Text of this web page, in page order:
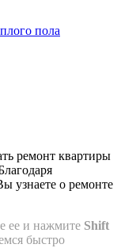
пола
ремонт квартиры
узнаете о ремонте
ее и нажмите Shift
быстро